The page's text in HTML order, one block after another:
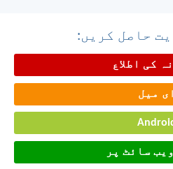
حاصل کریں:
کی اطلاع
ای میل
سائٹ پر